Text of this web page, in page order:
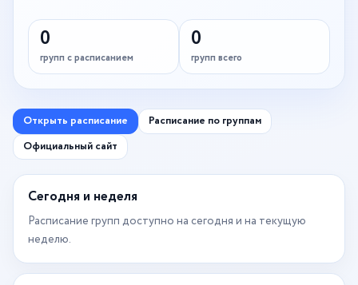
0
групп с расписанием
0
групп всего
Открыть расписание
Расписание по группам
Официальный сайт
Сегодня и неделя
Расписание групп доступно на сегодня и на текущую
неделю.